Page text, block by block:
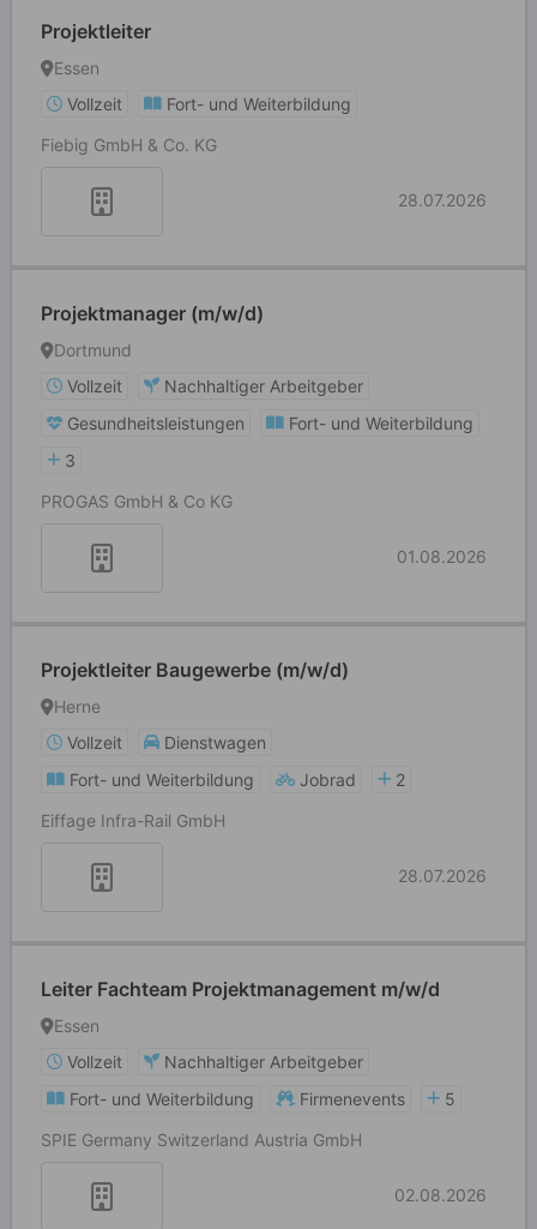
Projektleiter
Essen
Vollzeit
Fort- und Weiterbildung
Fiebig GmbH & Co. KG
28.07.2026
Projektmanager (m/w/d)
Dortmund
Vollzeit
Nachhaltiger Arbeitgeber
Gesundheitsleistungen
Fort- und Weiterbildung
3
PROGAS GmbH & Co KG
01.08.2026
Projektleiter Baugewerbe (m/w/d)
Herne
Vollzeit
Dienstwagen
Fort- und Weiterbildung
Jobrad
2
Eiffage Infra-Rail GmbH
28.07.2026
Leiter Fachteam Projektmanagement m/w/d
Essen
Vollzeit
Nachhaltiger Arbeitgeber
Fort- und Weiterbildung
Firmenevents
5
SPIE Germany Switzerland Austria GmbH
02.08.2026